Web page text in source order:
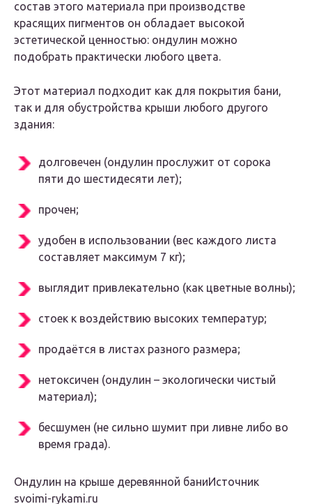
состав этого материала при производстве
красящих пигментов он обладает высокой
эстетической ценностью: ондулин можно
подобрать практически любого цвета.
Этот материал подходит как для покрытия бани,
так и для обустройства крыши любого другого
здания:
долговечен (ондулин прослужит от сорока
пяти до шестидесяти лет);
прочен;
удобен в использовании (вес каждого листа
составляет максимум 7 кг);
выглядит привлекательно (как цветные волны);
стоек к воздействию высоких температур;
продаётся в листах разного размера;
нетоксичен (ондулин – экологически чистый
материал);
бесшумен (не сильно шумит при ливне либо во
время града).
Ондулин на крыше деревянной баниИсточник
svoimi-rykami.ru